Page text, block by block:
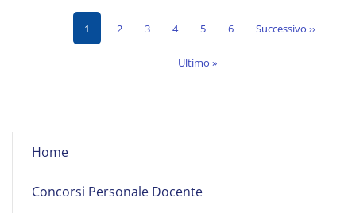
Home
Concorsi Personale Docente
PaginazionePagina
attuale
1 Page
2 Page
3 Page
4 Page
5 Page
6
Pagina
Successivo ››
Ultima
Ultimo »